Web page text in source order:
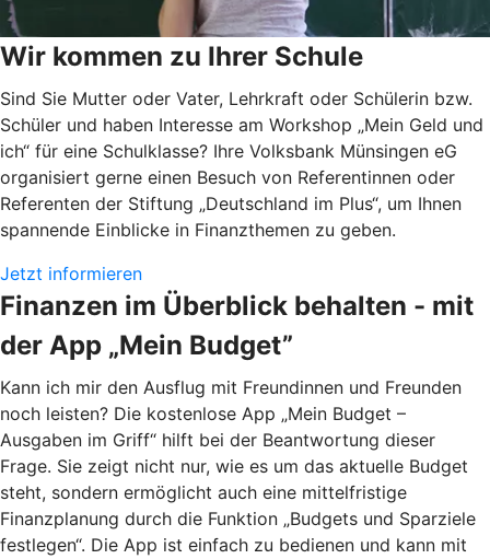
Wir kommen zu Ihrer Schule
Sind Sie Mutter oder Vater, Lehrkraft oder Schülerin bzw.
Schüler und haben Interesse am Workshop „Mein Geld und
ich“ für eine Schulklasse? Ihre Volksbank Münsingen eG
organisiert gerne einen Besuch von Referentinnen oder
Referenten der Stiftung „Deutschland im Plus“, um Ihnen
spannende Einblicke in Finanzthemen zu geben.
Jetzt informieren
Finanzen im Überblick behalten - mit
der App „Mein Budget”
Kann ich mir den Ausflug mit Freundinnen und Freunden
noch leisten? Die kostenlose App „Mein Budget –
Ausgaben im Griff“ hilft bei der Beantwortung dieser
Frage. Sie zeigt nicht nur, wie es um das aktuelle Budget
steht, sondern ermöglicht auch eine mittelfristige
Finanzplanung durch die Funktion „Budgets und Sparziele
festlegen“. Die App ist einfach zu bedienen und kann mit